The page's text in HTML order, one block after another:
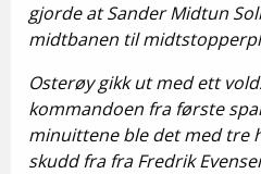
gjorde at Sander Midtun
midtbanen til
Osterøy gikk ut med ett
kommandoen fra første
minuittene ble det med tre
skudd fra fra Fredrik